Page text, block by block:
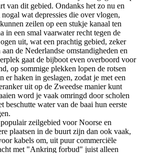
van dit gebied. Ondanks het zo nu en
wat depressies die over vlogen,
zeilen op een stukje kanaal ten
in een smal vaarwater recht tegen de
uit, wat een prachtig gebied, zeker
de Nederlandse omstandigheden en
gaat de bijboot even overboord voor
op sommige plekken lopen de rotsen
er haken in geslagen, zodat je met een
uit op de Zweedse manier kunt
word je vaak omringd door scholen
beschutte water van de baai hun eerste
zeilgebied voor Noorse en
plaatsen in de buurt zijn dan ook vaak,
kabels om, uit puur commerciële
met "Ankring forbud" juist alleen